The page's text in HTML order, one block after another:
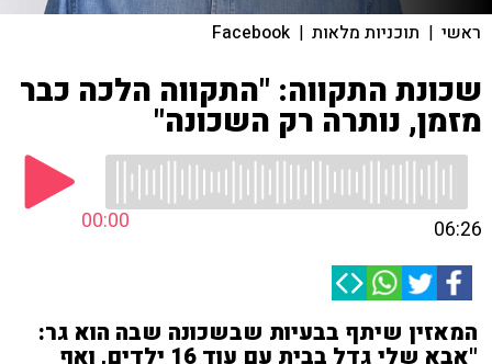
ראשי | תוכניות מלאות |
Facebook
שכונת התקווה: "התקווה הלכה כבר
מזמן, נותרה רק השכונה"
00:00 06:26
המאזין שיתף בבעיות שבשכונה שבה הוא גר:
"אבא שלי גדל בבית עם עוד 16 ילדים, ואף